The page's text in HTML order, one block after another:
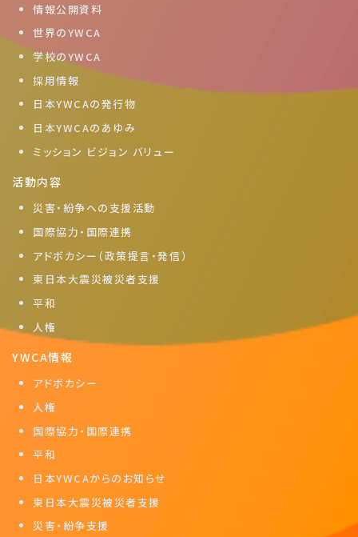
情報公開資料
世界のYWCA
学校のYWCA
採用情報
日本YWCAの発行物
日本YWCAのあゆみ
ミッション ビジョン バリュー
活動内容
災害・紛争への支援活動
国際協力・国際連携
アドボカシー（政策提言・発信）
東日本大震災被災者支援
平和
人権
YWCA情報
アドボカシー
人権
国際協力・国際連携
平和
日本YWCAからのお知らせ
東日本大震災被災者支援
災害・紛争支援